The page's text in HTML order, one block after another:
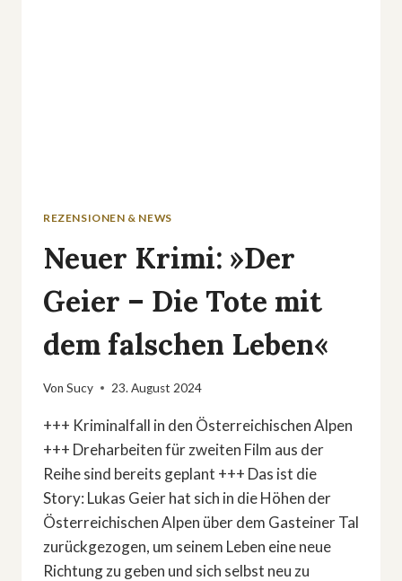
REZENSIONEN & NEWS
Neuer Krimi: »Der
Geier – Die Tote mit
dem falschen Leben«
Von Sucy 23. August 2024
+++ Kriminalfall in den Österreichischen Alpen
+++ Dreharbeiten für zweiten Film aus der
Reihe sind bereits geplant +++ Das ist die
Story: Lukas Geier hat sich in die Höhen der
Österreichischen Alpen über dem Gasteiner Tal
zurückgezogen, um seinem Leben eine neue
Richtung zu geben und sich selbst neu zu